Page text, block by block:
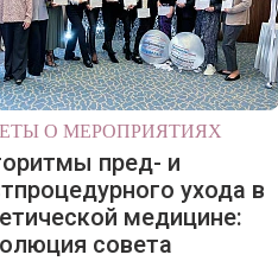
О МЕРОПРИЯТИЯХ
пред- и
ухода в
медицине:
совета